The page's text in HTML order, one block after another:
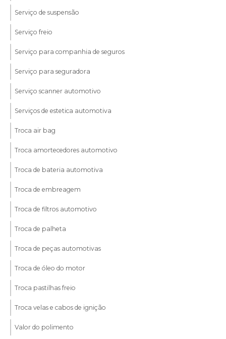
Serviço de suspensão
Serviço freio
Serviço para companhia de seguros
Serviço para seguradora
Serviço scanner automotivo
Serviços de estetica automotiva
Troca air bag
Troca amortecedores automotivo
Troca de bateria automotiva
Troca de embreagem
Troca de filtros automotivo
Troca de palheta
Troca de peças automotivas
Troca de óleo do motor
Troca pastilhas freio
Troca velas e cabos de ignição
Valor do polimento